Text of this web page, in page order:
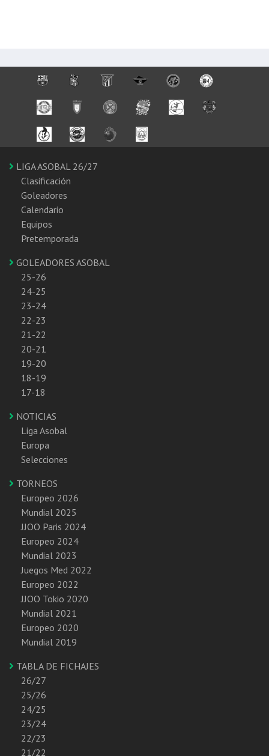
LIGA ASOBAL 26/27
Clasificación
Goleadores
Calendario
Equipos
Pretemporada
GOLEADORES ASOBAL
25-26
24-25
23-24
22-23
21-22
20-21
19-20
18-19
17-18
NOTICIAS
Liga Asobal
Europa
Selecciones
TORNEOS
Europeo 2026
Mundial 2025
JJOO Paris 2024
Europeo 2024
Mundial 2023
Juegos Med 2022
Europeo 2022
JJOO Tokio 2020
Mundial 2021
Europeo 2020
Mundial 2019
TABLA DE FICHAJES
26/27
25/26
24/25
23/24
22/23
21/22